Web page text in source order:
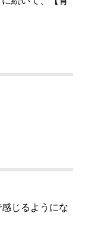
じるようにな